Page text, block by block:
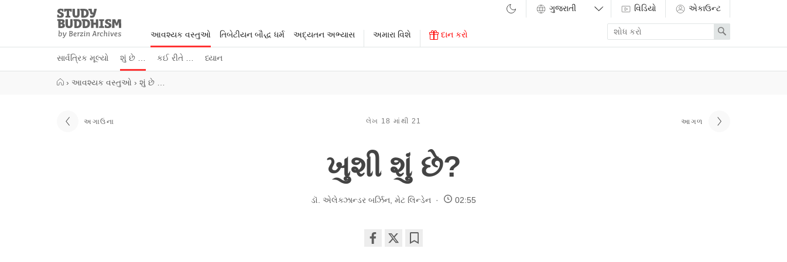
Study
Buddhism
Home
આવશ્યક વસ્તુઓ
સાર્વત્રિક મૂલ્યો શું છે … કઈ રીતે … ધ્યાન
તિબેટીયન બૌદ્ધ ધર્મ અદ્યતન અભ્યાસ અમારા વિશે દાન કરો
વિડિયો એકાઉન્ટ
Enter
search
term
Search
› આવશ્યક વસ્તુઓ › શું છે …
અગાઉના લેખ 18 માંથી 21 આગળ
ખુશી શું છે?
ડૉ. એલેક્ઝાન્ડર બર્ઝિન મેટ લિન્ડેન 02:55